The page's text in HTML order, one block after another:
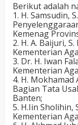
Berikut adalah
1. H. Samsudin,
Kemenag
2. H. A. Baijuri,
Kementerian
3. Dr. H. Iwan
Kementerian
4. H. Mokhamad
Bagian Tata
Banten;
5. H.Iin Sholihin,
Kementerian